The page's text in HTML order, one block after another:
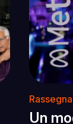
Un